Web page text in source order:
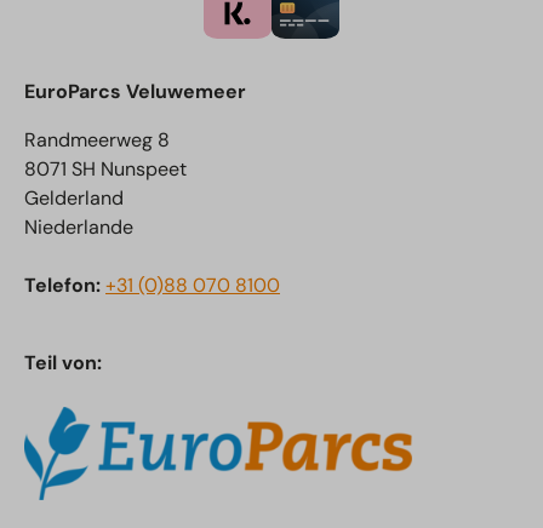
EuroParcs Veluwemeer
Randmeerweg 8
8071 SH Nunspeet
Gelderland
Niederlande
Telefon:+31 (0)88 070 8100
Teil von: